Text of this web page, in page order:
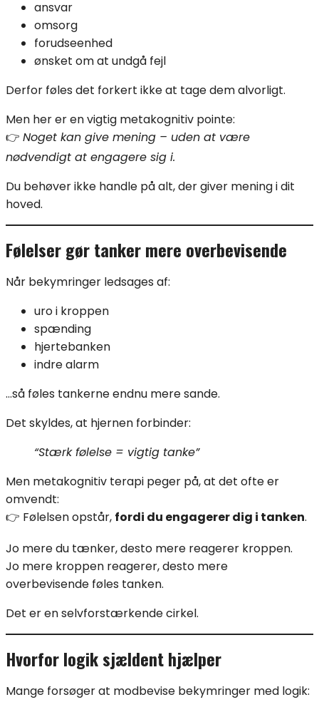
ansvar
omsorg
forudseenhed
ønsket om at undgå fejl
Derfor føles det forkert ikke at tage dem alvorligt.
Men her er en vigtig metakognitiv pointe:
👉 Noget kan give mening – uden at være
nødvendigt at engagere sig i.
Du behøver ikke handle på alt, der giver mening i dit
hoved.
Følelser gør tanker mere overbevisende
Når bekymringer ledsages af:
uro i kroppen
spænding
hjertebanken
indre alarm
…så føles tankerne endnu mere sande.
Det skyldes, at hjernen forbinder:
“Stærk følelse = vigtig tanke”
Men metakognitiv terapi peger på, at det ofte er
omvendt:
👉 Følelsen opstår, fordi du engagerer dig i tanken.
Jo mere du tænker, desto mere reagerer kroppen.
Jo mere kroppen reagerer, desto mere
overbevisende føles tanken.
Det er en selvforstærkende cirkel.
Hvorfor logik sjældent hjælper
Mange forsøger at modbevise bekymringer med logik: